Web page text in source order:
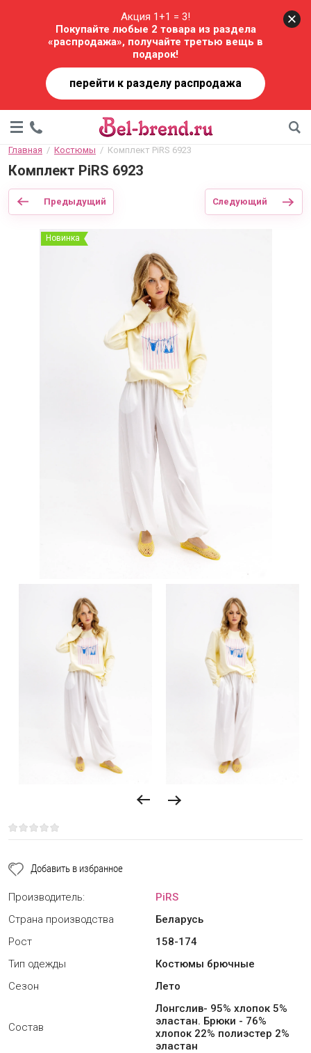
Акция 1+1 = 3!
Покупайте любые 2 товара из раздела
«распродажа», получайте третью вещь в
подарок!
перейти к разделу распродажа
Главная
  /
Костюмы
  /  Комплект PiRS 6923
Комплект PiRS 6923
Предыдущий Следующий
Новинка
Добавить в избранное
Производитель:
PiRS
Страна производства
Беларусь
Рост
158-174
Тип одежды
Костюмы брючные
Сезон
Лето
Состав
Лонгслив- 95% хлопок 5%
эластан. Брюки - 76%
хлопок 22% полиэстер 2%
эластан